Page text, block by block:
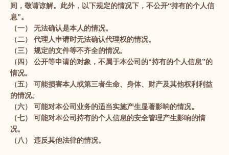
间，敬请谅解。此外，以下规定的情况下，不公开“持有的个人信
息”。
（一） 无法确认是本人的情况。
（二） 代理人申请时无法确认代理权的情况。
（三） 规定的文件等不齐全的情况。
（四） 公开等申请的对象，不属于本公司的“持有的个人信息”的
情况。
（五） 可能损害本人或第三者生命、身体、财产及其他权利利益
的情况。
（六） 可能对本公司业务的适当实施产生显著影响的情况。
（七） 可能对本公司持有的个人信息的安全管理产生影响的情
况。
（八） 违反其他法律的情况。